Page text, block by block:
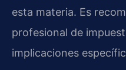
esta materia. Es
profesional de
implicaciones